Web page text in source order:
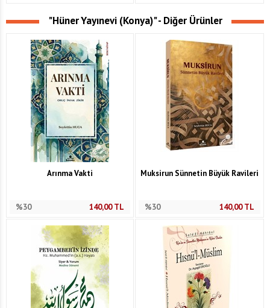
"Hüner Yayınevi (Konya)" - Diğer Ürünler
Arınma Vakti
%30 140,00TL
Muksirun Sünnetin Büyük Ravileri
%30 140,00TL